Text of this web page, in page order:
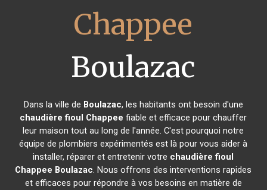
Chappee
Boulazac
Dans la ville de Boulazac, les habitants ont besoin d'une
chaudière fioul Chappee fiable et efficace pour chauffer
leur maison tout au long de l'année. C'est pourquoi notre
équipe de plombiers expérimentés est là pour vous aider à
installer, réparer et entretenir votre chaudière fioul
Chappee Boulazac. Nous offrons des interventions rapides
et efficaces pour répondre à vos besoins en matière de